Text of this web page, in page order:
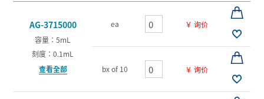
AG-3715000
容量：5mL
刻度：0.1mL
查看全部
ea ￥ 询价
bx of 10 ￥ 询价